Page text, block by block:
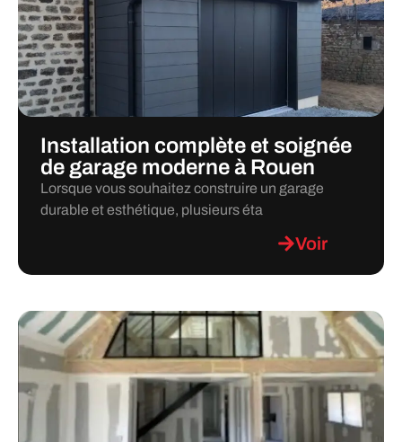
Installation complète et soignée
de garage moderne à Rouen
Lorsque vous souhaitez construire un garage
durable et esthétique, plusieurs éta
Voir